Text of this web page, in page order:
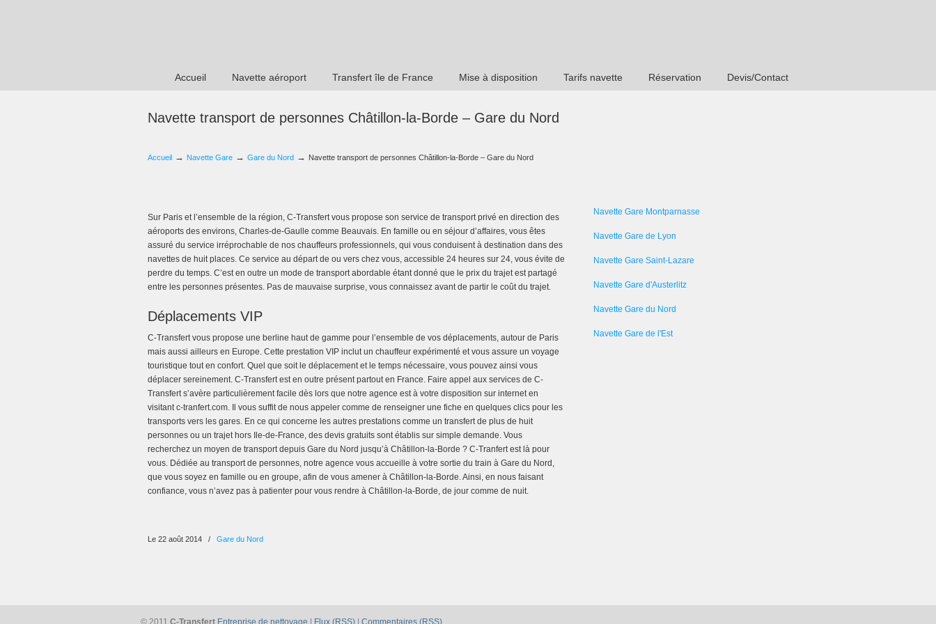
Accueil Navette aéroport Transfert île de France Mise à disposition Tarifs navette Réservation Devis/Contact
Navette transport de personnes Châtillon-la-Borde – Gare du Nord
Accueil → Navette Gare → Gare du Nord → Navette transport de personnes Châtillon-la-Borde – Gare du Nord
Sur Paris et l’ensemble de la région, C-Transfert vous propose son service de transport privé en direction des
aéroports des environs, Charles-de-Gaulle comme Beauvais. En famille ou en séjour d’affaires, vous êtes
assuré du service irréprochable de nos chauffeurs professionnels, qui vous conduisent à destination dans des
navettes de huit places. Ce service au départ de ou vers chez vous, accessible 24 heures sur 24, vous évite de
perdre du temps. C’est en outre un mode de transport abordable étant donné que le prix du trajet est partagé
entre les personnes présentes. Pas de mauvaise surprise, vous connaissez avant de partir le coût du trajet.
Déplacements VIP
C-Transfert vous propose une berline haut de gamme pour l’ensemble de vos déplacements, autour de Paris
mais aussi ailleurs en Europe. Cette prestation VIP inclut un chauffeur expérimenté et vous assure un voyage
touristique tout en confort. Quel que soit le déplacement et le temps nécessaire, vous pouvez ainsi vous
déplacer sereinement. C-Transfert est en outre présent partout en France. Faire appel aux services de C-
Transfert s’avère particulièrement facile dès lors que notre agence est à votre disposition sur internet en
visitant c-tranfert.com. Il vous suffit de nous appeler comme de renseigner une fiche en quelques clics pour les
transports vers les gares. En ce qui concerne les autres prestations comme un transfert de plus de huit
personnes ou un trajet hors Ile-de-France, des devis gratuits sont établis sur simple demande. Vous
recherchez un moyen de transport depuis Gare du Nord jusqu’à Châtillon-la-Borde ? C-Tranfert est là pour
vous. Dédiée au transport de personnes, notre agence vous accueille à votre sortie du train à Gare du Nord,
que vous soyez en famille ou en groupe, afin de vous amener à Châtillon-la-Borde. Ainsi, en nous faisant
confiance, vous n’avez pas à patienter pour vous rendre à Châtillon-la-Borde, de jour comme de nuit.
Le 22 août 2014 / Gare du Nord
Navette Gare Montparnasse
Navette Gare de Lyon
Navette Gare Saint-Lazare
Navette Gare d'Austerlitz
Navette Gare du Nord
Navette Gare de l'Est
© 2011 C-Transfert Entreprise de nettoyage Flux (RSS) Commentaires (RSS)